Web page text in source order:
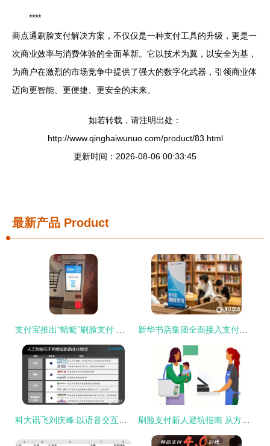
****
商点通刷脸支付解决方案，不仅仅是一种支付工具的升级，更是一
次商业效率与消费体验的全面革新。它以技术为翼，以安全为基，
为商户在激烈的市场竞争中提供了强大的数字化武器，引领商业体
迈向更智能、更便捷、更安全的未来。
如若转载，请注明出处：
http://www.qinghaiwunuo.com/product/83.html
更新时间：2026-08-06 00:33:45
最新产品 Product